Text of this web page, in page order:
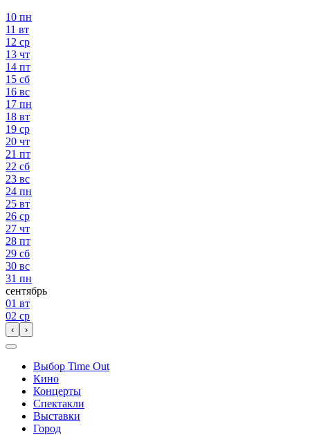
10 пн
11 вт
12 ср
13 чт
14 пт
15 сб
16 вс
17 пн
18 вт
19 ср
20 чт
21 пт
22 сб
23 вс
24 пн
25 вт
26 ср
27 чт
28 пт
29 сб
30 вс
31 пн
сентябрь
01 вт
02 ср
‹ ›
Выбор Time Out
Кино
Концерты
Спектакли
Выставки
Город